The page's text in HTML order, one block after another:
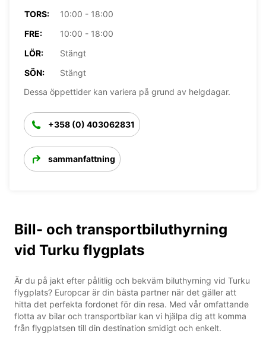
TORS:
10:00 - 18:00
FRE:
10:00 - 18:00
LÖR:
Stängt
SÖN:
Stängt
Dessa öppettider kan variera på grund av helgdagar.
+358 (0) 403062831
sammanfattning
Bill- och transportbiluthyrning
vid Turku flygplats
Är du på jakt efter pålitlig och bekväm biluthyrning vid Turku
flygplats? Europcar är din bästa partner när det gäller att
hitta det perfekta fordonet för din resa. Med vår omfattande
flotta av bilar och transportbilar kan vi hjälpa dig att komma
från flygplatsen till din destination smidigt och enkelt.